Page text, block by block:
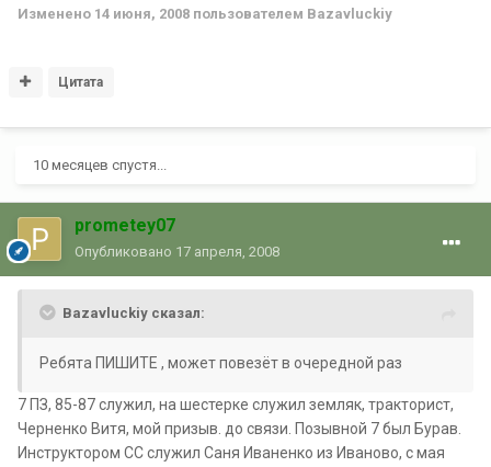
Изменено 14 июня, 2008 пользователем Bazavluckiy
Цитата
10 месяцев спустя...
prometey07
Опубликовано 17 апреля, 2008
Bazavluckiy сказал:
Ребята ПИШИТЕ , может повезёт в очередной раз
7 ПЗ, 85-87 служил, на шестерке служил земляк, тракторист,
Черненко Витя, мой призыв. до связи. Позывной 7 был Бурав.
Инструктором СС служил Саня Иваненко из Иваново, с мая